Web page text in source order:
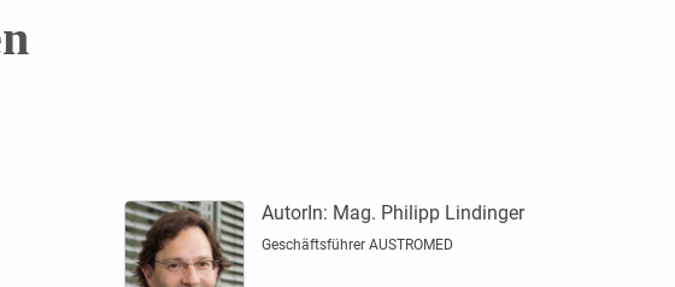
AutorIn: Mag. Philipp Lindinger
Geschäftsführer AUSTROMED